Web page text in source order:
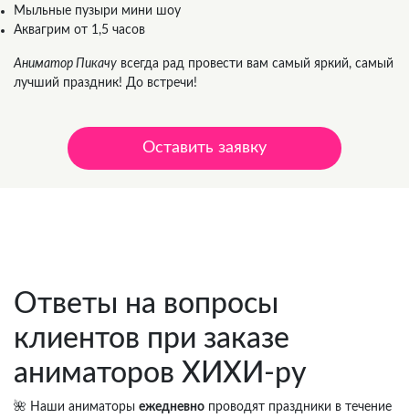
Мыльные пузыри мини шоу
Аквагрим от 1,5 часов
Аниматор Пикачу всегда рад провести вам самый яркий, самый
лучший праздник! До встречи!
Оставить заявку
Ответы на вопросы
клиентов при заказе
аниматоров ХИХИ-ру
🌺 Наши аниматоры ежедневно проводят праздники в течение